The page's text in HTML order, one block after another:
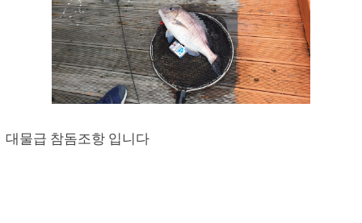
대물급 참돔조항 입니다